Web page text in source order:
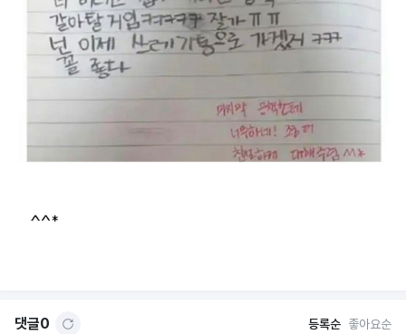
댓글0 등록순 좋아요순